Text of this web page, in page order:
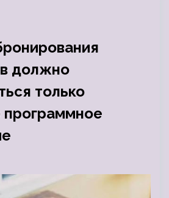
должно
только
программное